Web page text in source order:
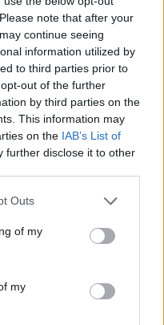
note that after your
continue seeing
information utilized by
to third parties prior to
out of the further
by third parties on the
This information may
on the IAB’s List of
further disclose it to other
Outs
of my
my